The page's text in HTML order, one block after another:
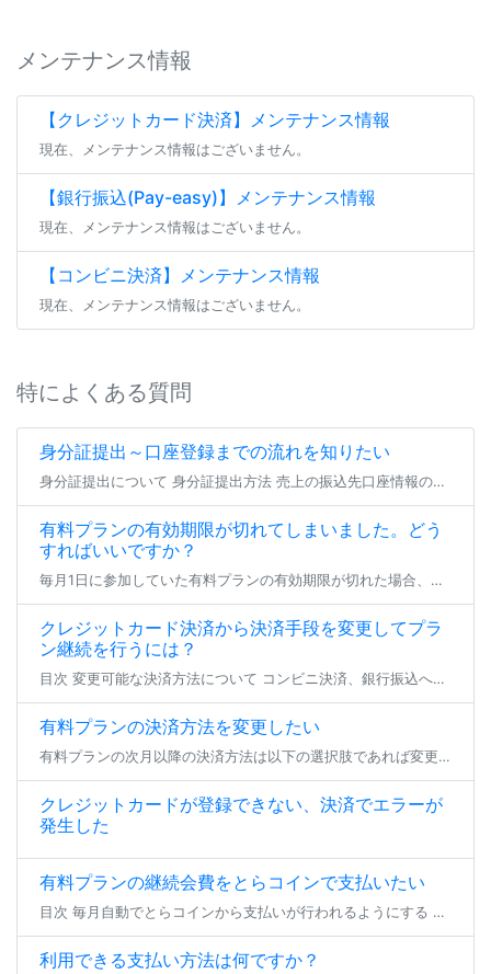
メンテナンス情報
【クレジットカード決済】メンテナンス情報
現在、メンテナンス情報はございません。
【銀行振込(Pay-easy)】メンテナンス情報
現在、メンテナンス情報はございません。
【コンビニ決済】メンテナンス情報
現在、メンテナンス情報はございません。
特によくある質問
身分証提出～口座登録までの流れを知りたい
身分証提出について 身分証提出方法 売上の振込先口座情報の登録（または編集） よくあるご質問 身分証提出について ファンティアにてファンクラブを開設する場合、 全年齢・成人向けを問わず全てのファンクラブにて身分証の提出が […]
有料プランの有効期限が切れてしまいました。どう
すればいいですか？
毎月1日に参加していた有料プランの有効期限が切れた場合、登録状態は支払い猶予期間へと移行します。 23日23:59までの間、参加中のファンクラブは無料プランへの仮移行状態となり、有効期限を更新せず24日となった場合にその […]
クレジットカード決済から決済手段を変更してプラ
ン継続を行うには？
目次 変更可能な決済方法について コンビニ決済、銀行振込への変更 とらコインへの変更 変更可能な決済方法について クレジットカード決済以外で現在加入中の有料プラン継続を行いたい場合、 登録済みのクレジットカードを削除いた […]
有料プランの決済方法を変更したい
有料プランの次月以降の決済方法は以下の選択肢であれば変更が可能です。 各手順でお支払い方法のご変更をいただき、期日までにお支払いいただければ、プランの継続加入が可能となります。 ※現在加入いただいているプランから退会する […]
クレジットカードが登録できない、決済でエラーが
発生した
有料プランの継続会費をとらコインで支払いたい
目次 毎月自動でとらコインから支払いが行われるようにする 一時的にとらコインでのプラン継続支払いを行う 毎月自動でとらコインから支払いが行われるようにする 有料プランの継続会費をとらコインでお支払い頂く場合、事前にとらコ […]
利用できる支払い方法は何ですか？